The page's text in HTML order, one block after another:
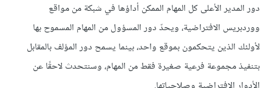
دور المدير الأعلى كل المهام الممكن أداؤها في شبكة من مواقع
ووردبريس الافتراضية، ويحدّ دور المسؤول من المهام المسموح بها
لأولئك الذين يتحكمون بموقع واحد، بينما يسمح دور المؤلف بالمقابل
بتنفيذ مجموعة فرعية صغيرة فقط من المهام، وسنتحدث لاحقًا عن